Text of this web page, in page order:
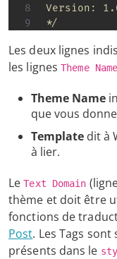
Version:
*/
Les deux lignes
les lignesTheme Name
Theme Name
que vous
Template dit à
à lier.
LeText Domain
thème et doit être
fonctions de
Post. Les Tags
présents dans le